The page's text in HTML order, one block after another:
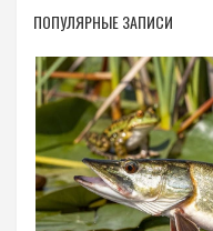
ПОПУЛЯРНЫЕ ЗАПИСИ